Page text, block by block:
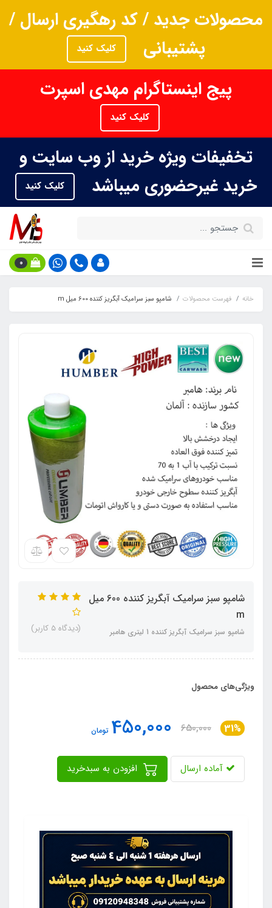
محصولات جدید / کد رهگیری ارسال /
پشتیبانی
کلیک کنید
پیج اینستاگرام مهدی اسپرت
کلیک کنید
تخفیفات ویژه خرید از وب سایت و
خرید غیرحضوری میباشد
کلیک کنید
0
خانه فهرست محصولات شامپو سبز سرامیک آبگریز کننده 600 میل m
شامپو سبز سرامیک آبگریز کننده 600 میل
m
شامپو سبز سرامیک آبگریز کننده 1 لیتری هامبر (دیدگاه 5 کاربر)
ویژگی‌های محصول
31%
650,000
450,000 تومان
آماده ارسال